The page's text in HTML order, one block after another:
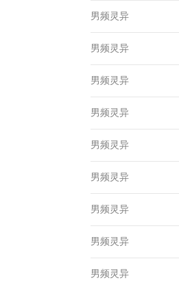
男频灵异
男频灵异
男频灵异
男频灵异
男频灵异
男频灵异
男频灵异
男频灵异
男频灵异